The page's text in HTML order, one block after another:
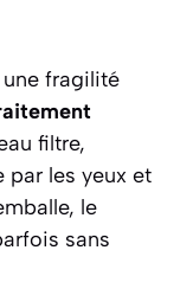
fragilité
filtre,
par les yeux et
le
sans